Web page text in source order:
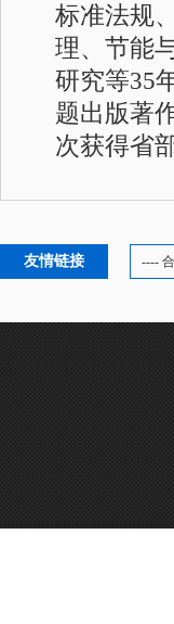
标准法规
理、节能
研究等35
题出版著
次获得
友情链接 ----